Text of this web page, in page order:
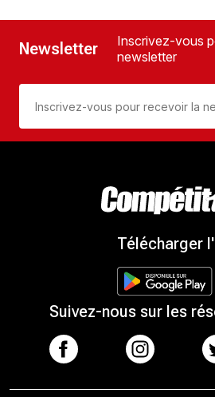
Newsletter
Inscrivez-vous
newsletter
Télécharger
Suivez-nous sur les